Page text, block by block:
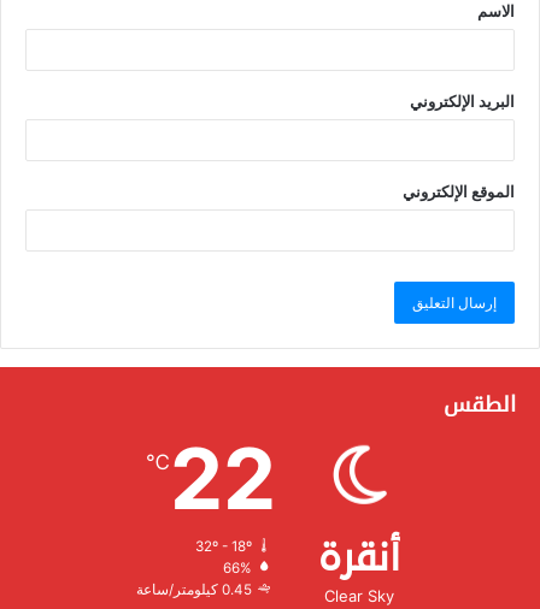
الاسم
البريد الإلكتروني
الموقع الإلكتروني
الطقس
أنقرة
Clear Sky
22
℃
32º - 18º
الرطوبة:
الرياح:0.45 كيلومتر/ساعة